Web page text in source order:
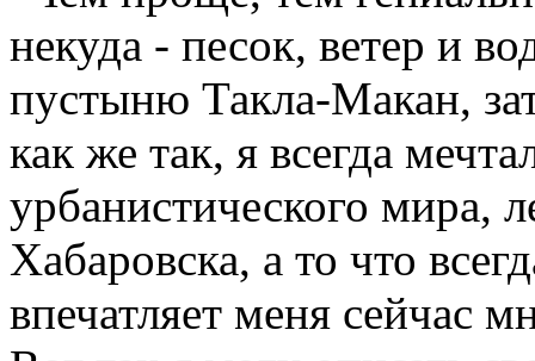
некуда - песок, ветер и
пустыню Такла-Макан,
как же так, я всегда
урбанистического мира,
Хабаровска, а то что
впечатляет меня сейчас